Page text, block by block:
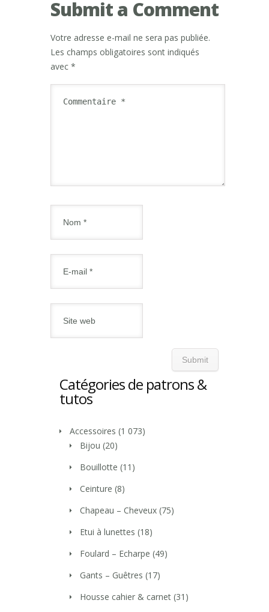
Submit a Comment
Votre adresse e-mail ne sera pas publiée.
Les champs obligatoires sont indiqués
avec *
Catégories de patrons &
tutos
Accessoires (1 073)
Bijou (20)
Bouillotte (11)
Ceinture (8)
Chapeau – Cheveux (75)
Etui à lunettes (18)
Foulard – Echarpe (49)
Gants – Guêtres (17)
Housse cahier & carnet (31)